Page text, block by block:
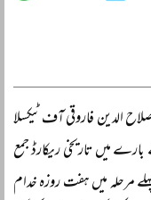
الدین فاروقی آف ٹیکسلا
میں تاریخی ریکارڈ جمع
مرحلہ میں ہفت روزہ خدام